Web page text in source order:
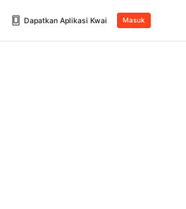
Dapatkan Aplikasi Kwai Masuk